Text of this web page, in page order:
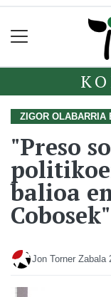
ZIGOR OLABARRIA
"Preso
balioa
Cobosek"
Jon Torner Zabala